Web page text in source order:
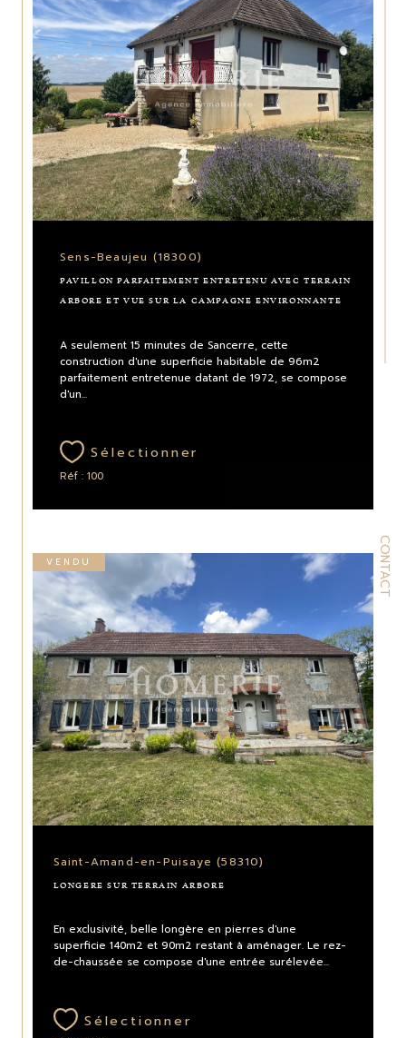
CONTACT
Sens-Beaujeu (18300)
PAVILLON PARFAITEMENT ENTRETENU AVEC TERRAIN
ARBORE ET VUE SUR LA CAMPAGNE ENVIRONNANTE
A seulement 15 minutes de Sancerre, cette
construction d'une superficie habitable de 96m2
parfaitement entretenue datant de 1972, se compose
d'un...
Sélectionner
Réf : 100
Saint-Amand-en-Puisaye (58310)
LONGERE SUR TERRAIN ARBORE
En exclusivité, belle longère en pierres d'une
superficie 140m2 et 90m2 restant à aménager. Le rez-
de-chaussée se compose d'une entrée surélevée...
Sélectionner
VENDU